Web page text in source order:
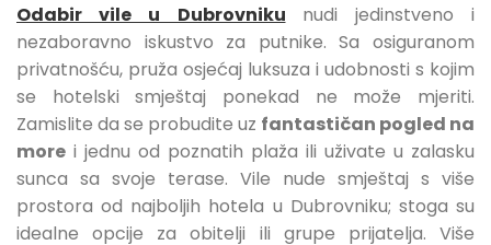
Odabir vile u Dubrovniku
nudi jedinstveno i
nezaboravno iskustvo za putnike. Sa osiguranom
privatnošću, pruža osjećaj luksuza i udobnosti s kojim
se hotelski smještaj ponekad ne može mjeriti.
Zamislite da se probudite uz fantastičan pogled na
more i jednu od poznatih plaža ili uživate u zalasku
sunca sa svoje terase. Vile nude smještaj s više
prostora od najboljih hotela u Dubrovniku; stoga su
idealne opcije za obitelji ili grupe prijatelja. Više